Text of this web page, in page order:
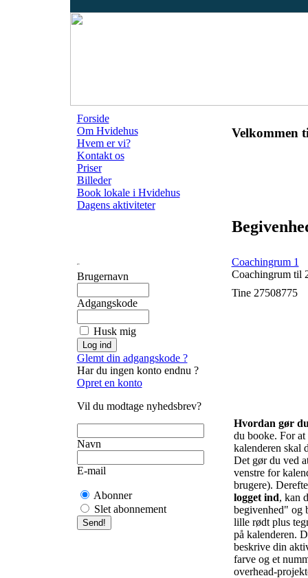
Forside
Om Hvidehus
Hvem er vi?
Kontakt os
Priser
Billeder
Book lokale i Hvidehus
Dagens aktiviteter
Brugernavn
Adgangskode
Husk mig
Glemt din adgangskode ?
Har du ingen konto endnu ?
Opret en konto
Vil du modtage nyhedsbrev?
Navn
E-mail
Abonner
Slet abonnement
Velkommen
Coachingrum 1
Coachingrum til
Tine 27508775
Hvordan gør
du booke. For
kalenderen skal
Det gør du ved
venstre for
brugere).
logget ind, kan
begivenhed" og
lille rødt plus
på kalenderen.
beskrive din
farve og et
overhead-